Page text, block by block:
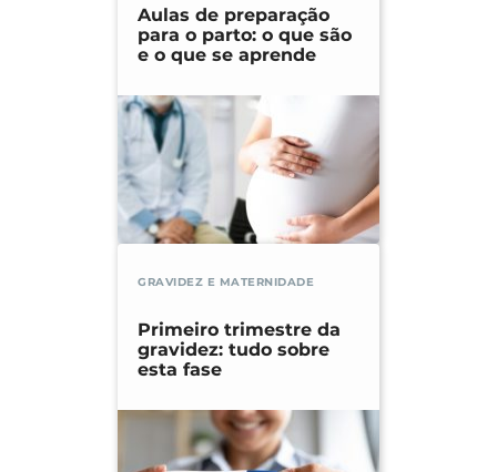
Aulas de preparação
para o parto: o que são
e o que se aprende
GRAVIDEZ E MATERNIDADE
Primeiro trimestre da
gravidez: tudo sobre
esta fase